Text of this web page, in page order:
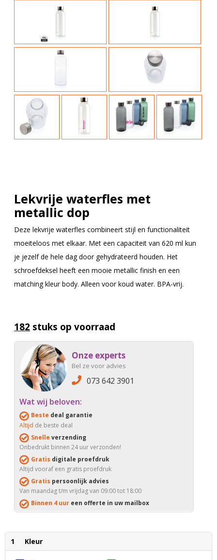
Lekvrije waterfles met
metallic dop
Deze lekvrije waterfles combineert stijl en functionaliteit
moeiteloos met elkaar. Met een capaciteit van 620 ml kun
je jezelf de hele dag door gehydrateerd houden. Het
schroefdeksel heeft een mooie metallic finish en een
matching kleur body. Alleen voor koud water. BPA-vrij.
182 stuks op voorraad
Onze experts
Bel ze voor advies
073 642 3901
Wat wij beloven:
Beste deal garantie
Altijd de beste deal
Snelle verzending
Onbedrukt binnen 24 uur verzonden!
Gratis digitale proefdruk
Altijd vooraf een gratis proefdruk
Gratis persoonlijk advies
Van maandag t/m vrijdag van 09:00 tot 18:00
Binnen 4 uur een offerte in uw mailbox
1 Kleur